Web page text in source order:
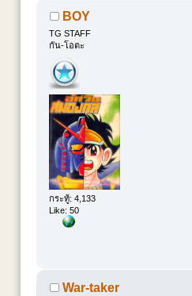
BOY
TG STAFF
กัน-โอตะ
กระทู้: 4,133
Like: 50
War-taker